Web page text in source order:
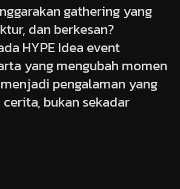
gathering yang
dan berkesan?
HYPE Idea event
yang mengubah momen
pengalaman yang
bukan sekadar